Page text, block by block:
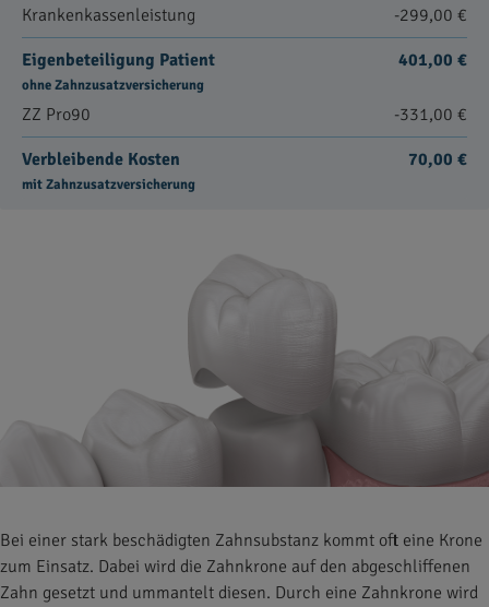
Krankenkassenleistung
-299,00 €
Eigenbeteiligung Patient
ohne Zahnzusatzversicherung
401,00 €
ZZ Pro90 -331,00 €
Verbleibende Kosten
mit Zahnzusatzversicherung
70,00 €
Bei einer stark beschädigten Zahnsubstanz kommt oft eine Krone
zum Einsatz. Dabei wird die Zahnkrone auf den abgeschliffenen
Zahn gesetzt und ummantelt diesen. Durch eine Zahnkrone wird